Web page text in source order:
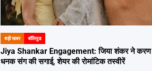
POSTED
IN
बड़ी खबर बॉलिवुड
Jiya Shankar Engagement: जिया शंकर ने करण
धनक संग की सगाई, शेयर की रोमांटिक तस्वीरें